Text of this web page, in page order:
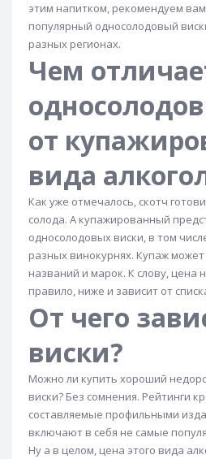
Виски Lauder's
Виски Loch
Виски Macallan
Виски Macallan 18 лет
Виски MacArthurs
Виски
Виски Midleton
Виски
Виски Mortlach
Виски
Виски Nikka
Виски Oban
Виски Paddy
Виски Parkers
Виски Powers
Виски Quiet
Виски Redbreast
Виски
Виски Royal Brackla
Виски Scottish Royal
Виски Singleton
Виски
Виски Sir Edwards
Виски
Виски Speyburn
Виски
этим напитком, рекомендуем
популярный односолодовый
разных регионах.
Чем
от
вида
Как уже отмечалось, скотч
солода. А купажированный
односолодовых виски, в том
разных винокурнях. Купаж может
названий и марок. К слову, цена
правило, ниже и зависит от
От чего
виски?
Можно ли купить хороший
виски? Без сомнения. Рейтинги
составляемые профильными
включают в себя не самые
Ну а в целом, цена этого вида